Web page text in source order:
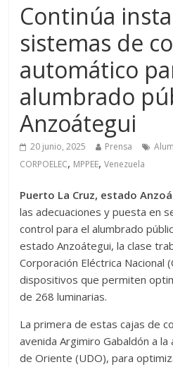
Continúa
sistemas de
automático
alumbrado
Anzoátegui
20 junio, 2025 Prensa
CORPOELEC, MPPEE,Venezuela
Puerto La Cruz, estado
las adecuaciones y puesta en
control para el alumbrado
estado Anzoátegui, la clase
Corporación Eléctrica Nacional
dispositivos que permiten
de 268 luminarias.
La primera de estas cajas de
avenida Argimiro Gabaldón a
de Oriente (UDO), para